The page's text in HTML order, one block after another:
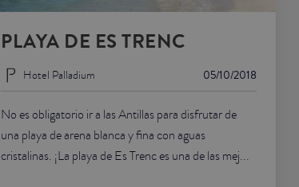
PLAYA DE ES TRENC
05/10/2018
Hotel Palladium
No es obligatorio ir a las Antillas para disfrutar de
una playa de arena blanca y fina con aguas
cristalinas. ¡La playa de Es Trenc es una de las mej...